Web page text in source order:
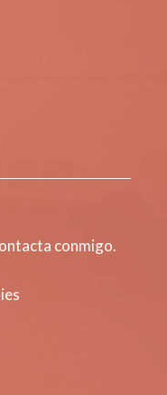
conmigo.